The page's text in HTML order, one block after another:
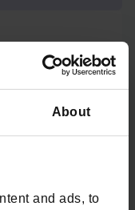
About
and ads, to